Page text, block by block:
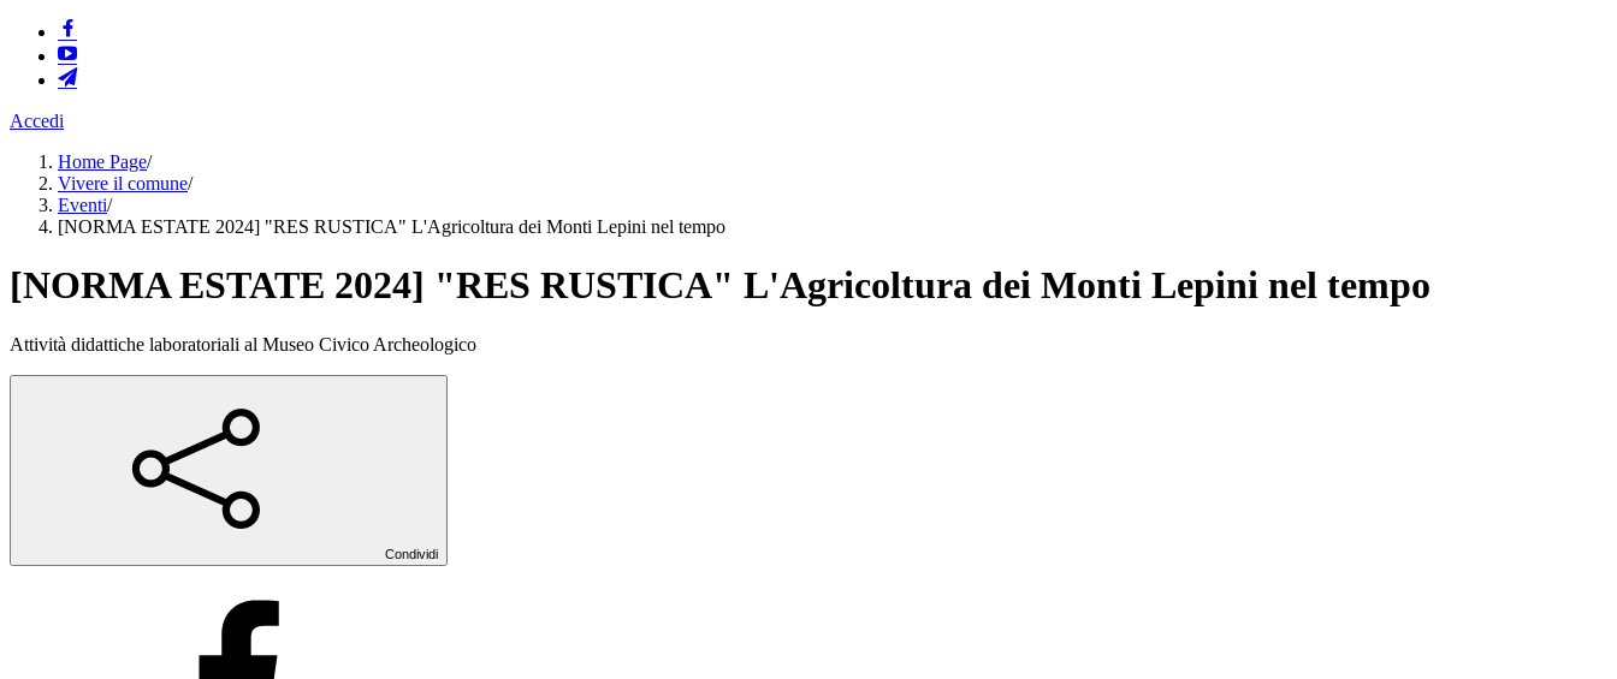
Accedi
Home Page/
Vivere il comune/
Eventi/
[NORMA ESTATE 2024] "RES RUSTICA" L'Agricoltura dei Monti Lepini nel tempo
[NORMA ESTATE 2024] "RES RUSTICA" L'Agricoltura dei Monti Lepini nel tempo
Attività didattiche laboratoriali al Museo Civico Archeologico
Condividi